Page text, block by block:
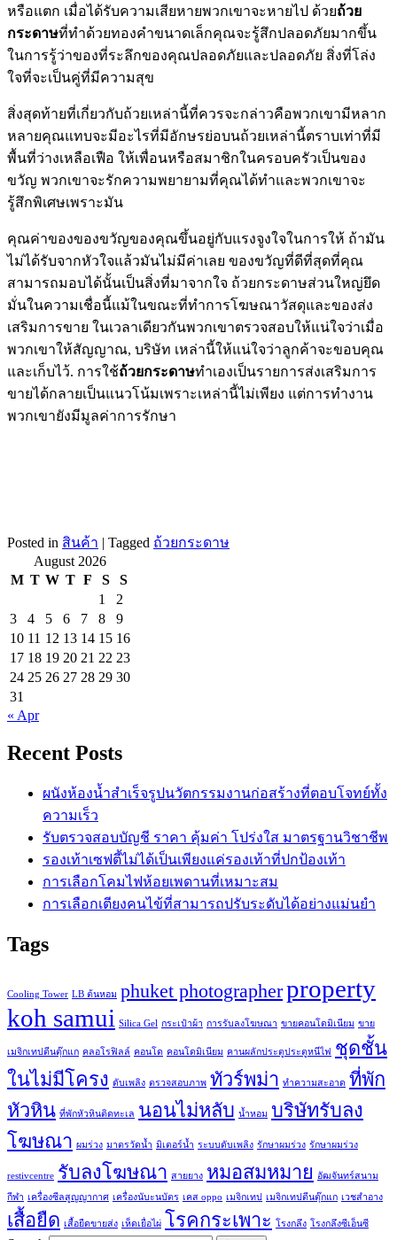
หรือแตก เมื่อได้รับความเสียหายพวกเขาจะหายไป ด้วยถ้วย
กระดาษที่ทำด้วยทองคำขนาดเล็กคุณจะรู้สึกปลอดภัยมากขึ้น
ในการรู้ว่าของที่ระลึกของคุณปลอดภัยและปลอดภัย สิ่งที่โล่ง
ใจที่จะเป็นคู่ที่มีความสุข
สิ่งสุดท้ายที่เกี่ยวกับถ้วยเหล่านี้ที่ควรจะกล่าวคือพวกเขามีหลาก
หลายคุณแทบจะมีอะไรที่มีอักษรย่อบนถ้วยเหล่านี้ตราบเท่าที่มี
พื้นที่ว่างเหลือเฟือ ให้เพื่อนหรือสมาชิกในครอบครัวเป็นของ
ขวัญ พวกเขาจะรักความพยายามที่คุณได้ทำและพวกเขาจะ
รู้สึกพิเศษเพราะมัน
คุณค่าของของขวัญของคุณขึ้นอยู่กับแรงจูงใจในการให้ ถ้ามัน
ไม่ได้รับจากหัวใจแล้วมันไม่มีค่าเลย ของขวัญที่ดีที่สุดที่คุณ
สามารถมอบได้นั้นเป็นสิ่งที่มาจากใจ ถ้วยกระดาษส่วนใหญ่ยึด
มั่นในความเชื่อนี้แม้ในขณะที่ทำการโฆษณาวัสดุและของส่ง
เสริมการขาย ในเวลาเดียวกันพวกเขาตรวจสอบให้แน่ใจว่าเมื่อ
พวกเขาให้สัญญาณ, บริษัท เหล่านี้ให้แน่ใจว่าลูกค้าจะขอบคุณ
และเก็บไว้. การใช้ถ้วยกระดาษทำเองเป็นรายการส่งเสริมการ
ขายได้กลายเป็นแนวโน้มเพราะเหล่านี้ไม่เพียง แต่การทำงาน
พวกเขายังมีมูลค่าการรักษา
Posted in สินค้า | Tagged ถ้วยกระดาษ
August 2026
M T W T F S
S
1
2
3
4 5 6 7 8
9
10 11 12 13 14 15 16
17 18 19 20 21 22 23
24 25 26 27 28 29 30
31
« Apr
Recent Posts
ผนังห้องน้ำสำเร็จรูปนวัตกรรมงานก่อสร้างที่ตอบโจทย์ทั้ง
ความเร็ว
รับตรวจสอบบัญชี ราคา คุ้มค่า โปร่งใส มาตรฐานวิชาชีพ
รองเท้าเซฟตี้ไม่ได้เป็นเพียงแค่รองเท้าที่ปกป้องเท้า
การเลือกโคมไฟห้อยเพดานที่เหมาะสม
การเลือกเตียงคนไข้ที่สามารถปรับระดับได้อย่างแม่นยำ
Tags
Cooling Tower LB ต้นหอม phuket photographerproperty
koh samui Silica Gel กระเป๋าผ้า การรับลงโฆษณา ขายคอนโดมิเนียม ขาย
เมจิกเทปตีนตุ๊กแก คลอโรฟิลล์ คอนโด คอนโดมิเนียม คานผลักประตูประตูหนีไฟ
ชุดชั้น
ในไม่มีโครง ดับเพลิง ตรวจสอบภาพ ทัวร์พม่า ทำความสะอาด ที่พัก
หัวหิน ที่พักหัวหินติดทะเล นอนไม่หลับ น้ำหอม บริษัทรับลง
โฆษณา ผมร่วง มาตรวัดน้ำ มิเตอร์น้ำ ระบบดับเพลิง รักษาผมร่วง รักษาผมร่วง
restivcentre รับลงโฆษณา สายยาง หมอสมหมาย อัฒจันทร์สนาม
กีฬา เครื่องซีลสูญญากาศ เครื่องนับะนบัตร เคส oppo เมจิกเทป เมจิกเทปตีนตุ๊กแก เวชสำอาง
เสื้อยืด เสื้อยืดขายส่ง เห็ดเยื่อไผ่ โรคกระเพาะ โรงกลึง โรงกลึงซีเอ็นซี